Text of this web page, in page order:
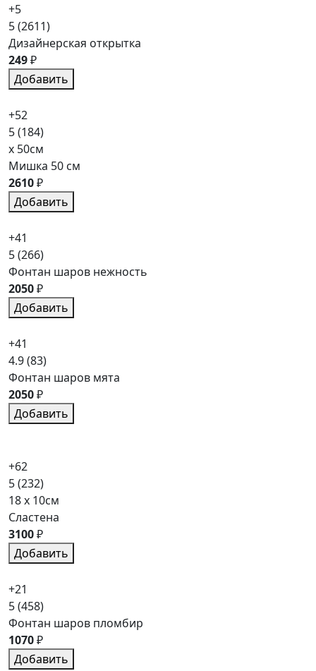
+5
5(2611)
Дизайнерская открытка
249₽
Добавить
+52
5(184)
x 50см
Мишка 50 см
2610₽
Добавить
+41
5(266)
Фонтан шаров нежность
2050₽
Добавить
+41
4.9(83)
Фонтан шаров мята
2050₽
Добавить
+62
5(232)
18 x 10см
Сластена
3100₽
Добавить
+21
5(458)
Фонтан шаров пломбир
1070₽
Добавить